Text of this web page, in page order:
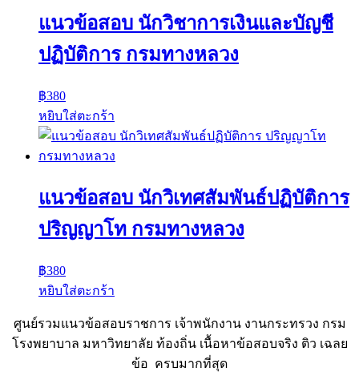
แนวข้อสอบ นักวิชาการเงินและบัญชี
ปฏิบัติการ กรมทางหลวง
฿380
หยิบใส่ตะกร้า
แนวข้อสอบ นักวิเทศสัมพันธ์ปฏิบัติการ
ปริญญาโท กรมทางหลวง
฿380
หยิบใส่ตะกร้า
ศูนย์รวมแนวข้อสอบราชการ เจ้าพนักงาน งานกระทรวง กรม
โรงพยาบาล มหาวิทยาลัย ท้องถิ่น เนื้อหาข้อสอบจริง ติว เฉลย
ข้อ ครบมากที่สุด